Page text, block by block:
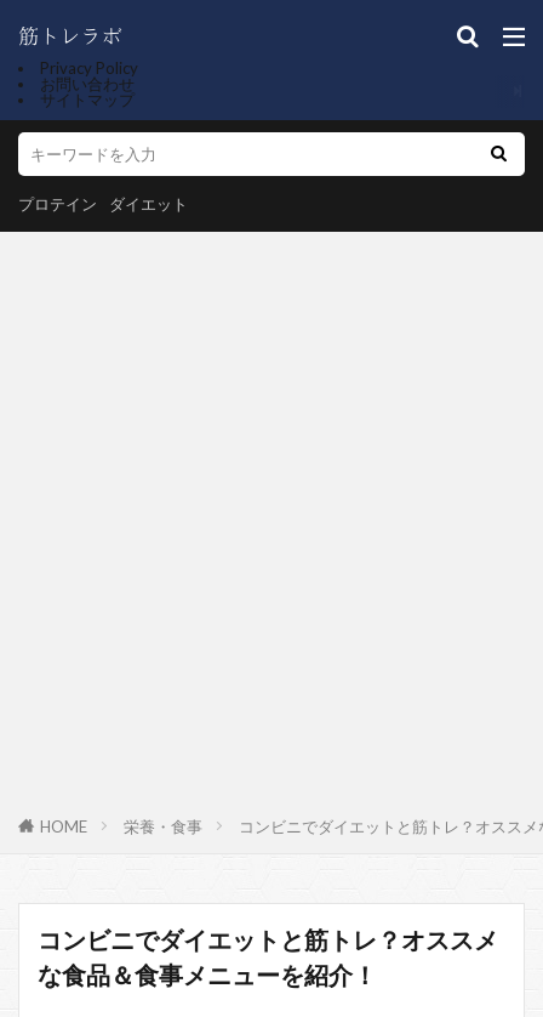
Privacy Policy
お問い合わせ
サイトマップ
プロテイン ダイエット
HOME 栄養・食事 コンビニでダイエットと筋トレ？オスス
コンビニでダイエットと筋トレ？オススメ
な食品＆食事メニューを紹介！